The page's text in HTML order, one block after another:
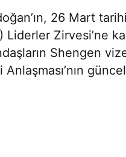
26 Mart
Liderler Zirvesi’ne
Shengen